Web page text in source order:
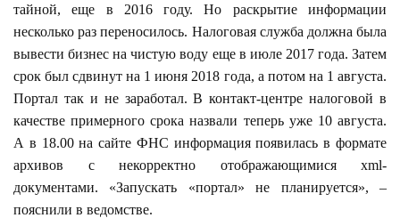
тайной, еще в 2016 году. Но раскрытие информации
несколько раз переносилось. Налоговая служба должна была
вывести бизнес на чистую воду еще в июле 2017 года. Затем
срок был сдвинут на 1 июня 2018 года, а потом на 1 августа.
Портал так и не заработал. В контакт-центре налоговой в
качестве примерного срока назвали теперь уже 10 августа.
А в 18.00 на сайте ФНС информация появилась в формате
архивов с некорректно отображающимися xml-
документами. «Запускать «портал» не планируется», –
пояснили в ведомстве.